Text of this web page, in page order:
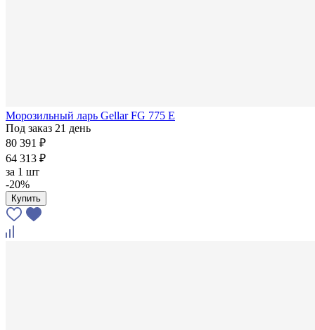
Морозильный ларь Gellar FG 775 E
Под заказ 21 день
80 391 ₽
64 313 ₽
за 1 шт
-20%
Купить